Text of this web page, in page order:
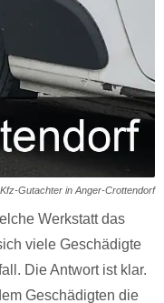
Kfz-Gutachter in Anger-Crottendorf
Werkstatt das
viele Geschädigte
Die Antwort ist klar.
Geschädigten die